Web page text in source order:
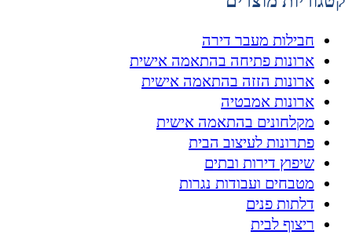
חבילות מעבר דירה
ארונות פתיחה בהתאמה אישית
ארונות הזזה בהתאמה אישית
ארונות אמבטיה
מקלחונים בהתאמה אישית
פתרונות לעיצוב הבית
שיפוץ דירות ובתים
מטבחים ועבודות נגרות
דלתות פנים
ריצוף לבית